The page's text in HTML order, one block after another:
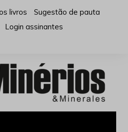
livros
Sugestão de pauta
Login assinantes